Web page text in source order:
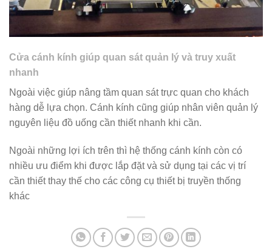
Cửa cánh kính giúp quan sát quản lý và truy xuất
nhanh
Ngoài việc giúp nâng tầm quan sát trực quan cho khách
hàng dễ lựa chọn. Cánh kính cũng giúp nhân viên quản lý
nguyên liệu đồ uống cần thiết nhanh khi cần.
Ngoài những lợi ích trên thì hệ thống cánh kính còn có
nhiều ưu điểm khi được lắp đặt và sử dụng tại các vị trí
cần thiết thay thế cho các công cụ thiết bị truyền thống
khác